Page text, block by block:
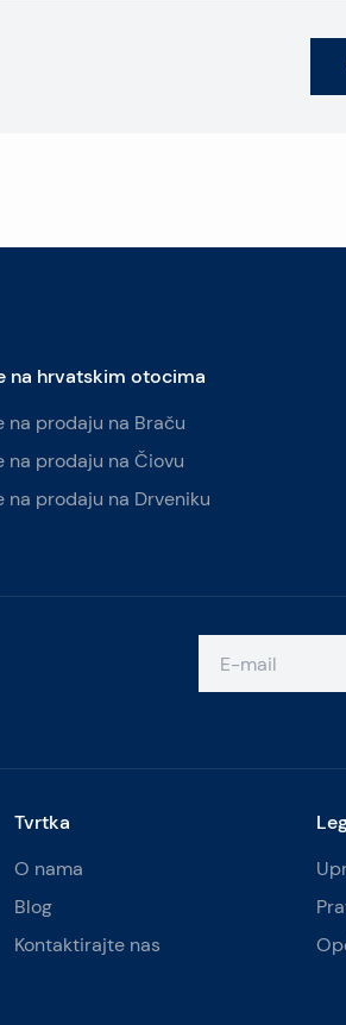
na hrvatskim otocima
na prodaju na Braču
na prodaju na Čiovu
na prodaju na Drveniku
Tvrtka
O nama
Blog
Kontaktirajte nas